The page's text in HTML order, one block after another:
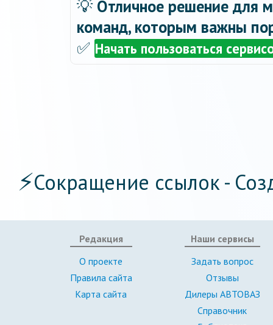
💡 Отличное решение для
команд, которым важны
✅ Начать пользоваться
⚡Сокращение ссылок -
Редакция
О проекте
Правила сайта
Карта сайта
Наши сервисы
Задать вопрос
Отзывы
Дилеры АВТОВАЗ
Справочник